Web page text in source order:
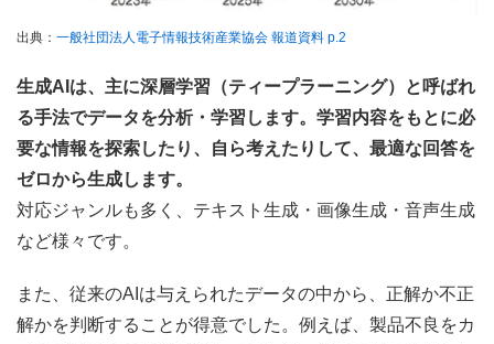
出典： 一般社団法人電子情報技術産業協会 報道資料 p.2
生成AIは、主に深層学習（ティープラーニング）と呼ばれ
る手法でデータを分析・学習します。学習内容をもとに必
要な情報を探索したり、自ら考えたりして、最適な回答を
ゼロから生成します。
対応ジャンルも多く、テキスト生成・画像生成・音声生成
など様々です。
また、従来のAIは与えられたデータの中から、正解か不正
解かを判断することが得意でした。例えば、製品不良をカ